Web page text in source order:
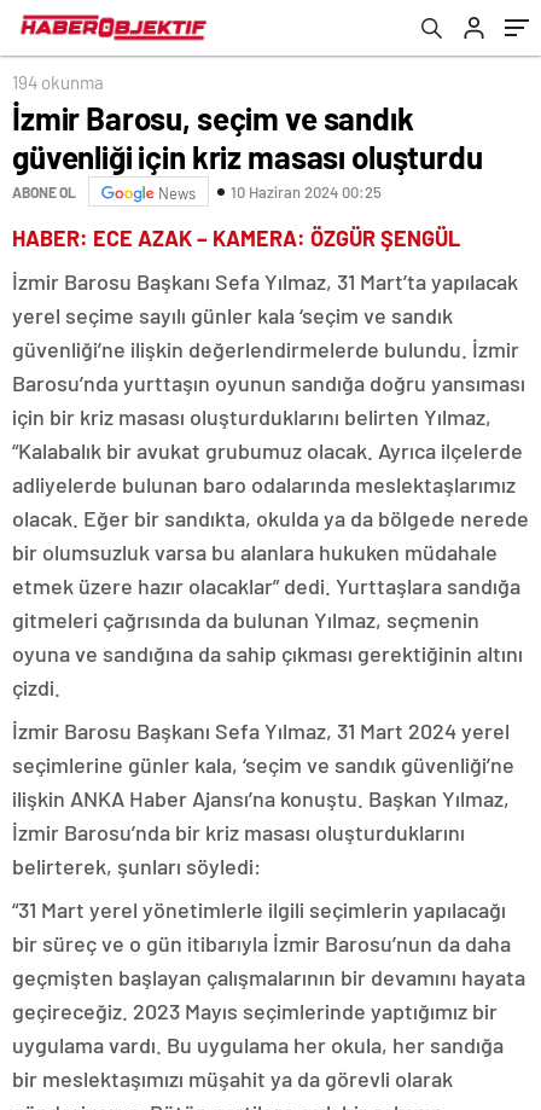
194 okunma
İzmir Barosu, seçim ve sandık
güvenliği için kriz masası oluşturdu
ABONE OL News 10 Haziran 2024 00:25
HABER: ECE AZAK – KAMERA: ÖZGÜR ŞENGÜL
İzmir Barosu Başkanı Sefa Yılmaz, 31 Mart’ta yapılacak
yerel seçime sayılı günler kala ‘seçim ve sandık
güvenliği’ne ilişkin değerlendirmelerde bulundu. İzmir
Barosu’nda yurttaşın oyunun sandığa doğru yansıması
için bir kriz masası oluşturduklarını belirten Yılmaz,
“Kalabalık bir avukat grubumuz olacak. Ayrıca ilçelerde
adliyelerde bulunan baro odalarında meslektaşlarımız
olacak. Eğer bir sandıkta, okulda ya da bölgede nerede
bir olumsuzluk varsa bu alanlara hukuken müdahale
etmek üzere hazır olacaklar” dedi. Yurttaşlara sandığa
gitmeleri çağrısında da bulunan Yılmaz, seçmenin
oyuna ve sandığına da sahip çıkması gerektiğinin altını
çizdi.
İzmir Barosu Başkanı Sefa Yılmaz, 31 Mart 2024 yerel
seçimlerine günler kala, ‘seçim ve sandık güvenliği’ne
ilişkin ANKA Haber Ajansı’na konuştu. Başkan Yılmaz,
İzmir Barosu’nda bir kriz masası oluşturduklarını
belirterek, şunları söyledi:
“31 Mart yerel yönetimlerle ilgili seçimlerin yapılacağı
bir süreç ve o gün itibarıyla İzmir Barosu’nun da daha
geçmişten başlayan çalışmalarının bir devamını hayata
geçireceğiz. 2023 Mayıs seçimlerinde yaptığımız bir
uygulama vardı. Bu uygulama her okula, her sandığa
bir meslektaşımızı müşahit ya da görevli olarak
Su Arıtma Sistemini Devreye Sokacak